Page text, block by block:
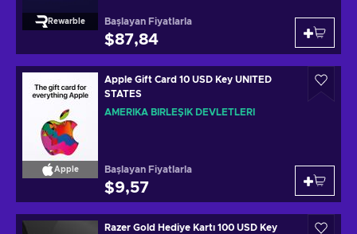
Rewarble Başlayan Fiyatlarla
$87,84
Apple
Apple Gift Card 10 USD Key UNITED
STATES
AMERIKA BIRLEŞIK DEVLETLERI
Başlayan Fiyatlarla
$9,57
Razer Gold Hediye Kartı 100 USD Key